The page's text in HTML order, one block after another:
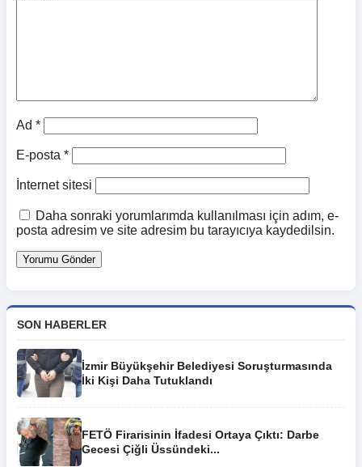
Ad *
E-posta *
İnternet sitesi
Daha sonraki yorumlarımda kullanılması için adım, e-
posta adresim ve site adresim bu tarayıcıya kaydedilsin.
SON HABERLER
İzmir Büyükşehir Belediyesi Soruşturmasında
İki Kişi Daha Tutuklandı
FETÖ Firarisinin İfadesi Ortaya Çıktı: Darbe
Gecesi Çiğli Üssündeki...